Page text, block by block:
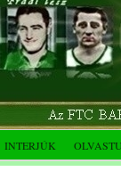
INTERJÚK